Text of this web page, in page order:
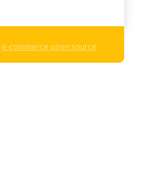
e-commerce open source